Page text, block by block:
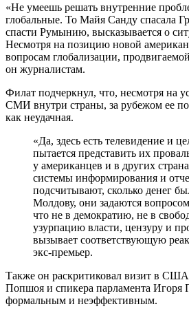
«Не умеешь решать внутренние
глобальные. То Майя Санду спасала
спасти Румынию, высказывается о
Несмотря на позицию новой
вопросам глобализации,
он журналистам.
Филат подчеркнул, что, несмотря на
СМИ внутри страны, за рубежом ее
как неудачная.
«Да, здесь есть телевидение и
пытается представить их
у американцев и в других
системы информирования и
подсчитывают, сколько денег
Молдову, они задаются
что не в демократию, не в
узурпацию власти, цензуру и
вызывает соответствующую
экс-премьер.
Также он раскритиковал визит в
Попшоя и спикера парламента Игоря
формальным и неэффективным.